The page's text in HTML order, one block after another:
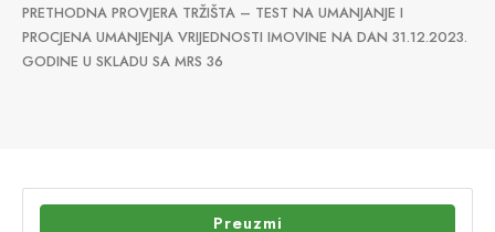
PRETHODNA PROVJERA TRŽIŠTA – TEST NA UMANJANJE I
PROCJENA UMANJENJA VRIJEDNOSTI IMOVINE NA DAN 31.12.2023.
GODINE U SKLADU SA MRS 36
Preuzmi